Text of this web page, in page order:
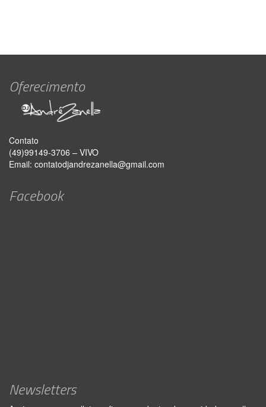
Oferecimento
Contato
(49)99149-3706 – VIVO
Email: contatodjandrezanella@gmail.com
Facebook
Newsletters